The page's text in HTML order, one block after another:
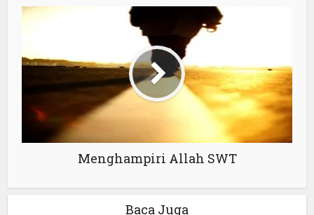
Menghampiri Allah SWT
Baca Juga